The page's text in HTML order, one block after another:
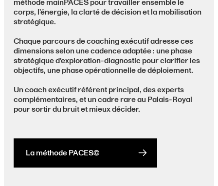
méthode mainPACES pour travailler ensemble le
corps, l’énergie, la clarté de décision et la mobilisation
stratégique.
Chaque parcours de coaching exécutif adresse ces
dimensions selon une cadence adaptée : une phase
stratégique d’exploration-diagnostic pour clarifier les
objectifs, une phase opérationnelle de déploiement.
Un coach exécutif référent principal, des experts
complémentaires, et un cadre rare au Palais-Royal
pour sortir du bruit et mieux décider.
La méthode PACES©